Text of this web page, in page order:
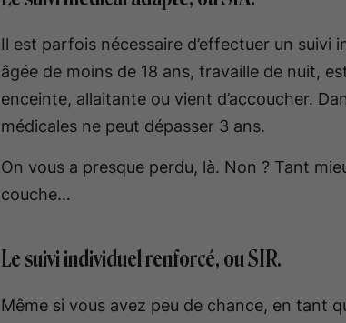
Il est parfois nécessaire d’effectuer un suivi
âgée de moins de 18 ans, travaille de nuit,
enceinte, allaitante ou vient d’accoucher.
médicales ne peut dépasser 3 ans.
On vous a presque perdu, là. Non ? Tant
couche…
Le suivi individuel renforcé, ou SIR.
Même si vous avez peu de chance, en tant